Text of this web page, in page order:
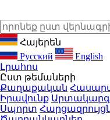
Հայերեն
Русский
English
Լրահոս
Ըստ թեմաների
Քաղաքական
Իրավունք
Սպորտ